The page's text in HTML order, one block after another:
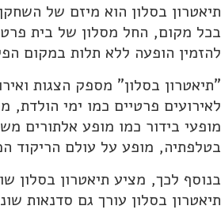
תיאטרון בסלון הוא מיזם של
בכל מקום, החל מסלון של בית
להזמין הופעה ללא תלות במקום
"תיאטרון בסלון" מספק הצגות
לאירועים פרטיים כמו ימי
מופעי בידור כמו מופע אלתורים
בטלפתיה, מופע על עולם הריקוד
בנוסף לכך, מציע תיאטרון בסלון
תיאטרון בסלון עורך גם סדנאות